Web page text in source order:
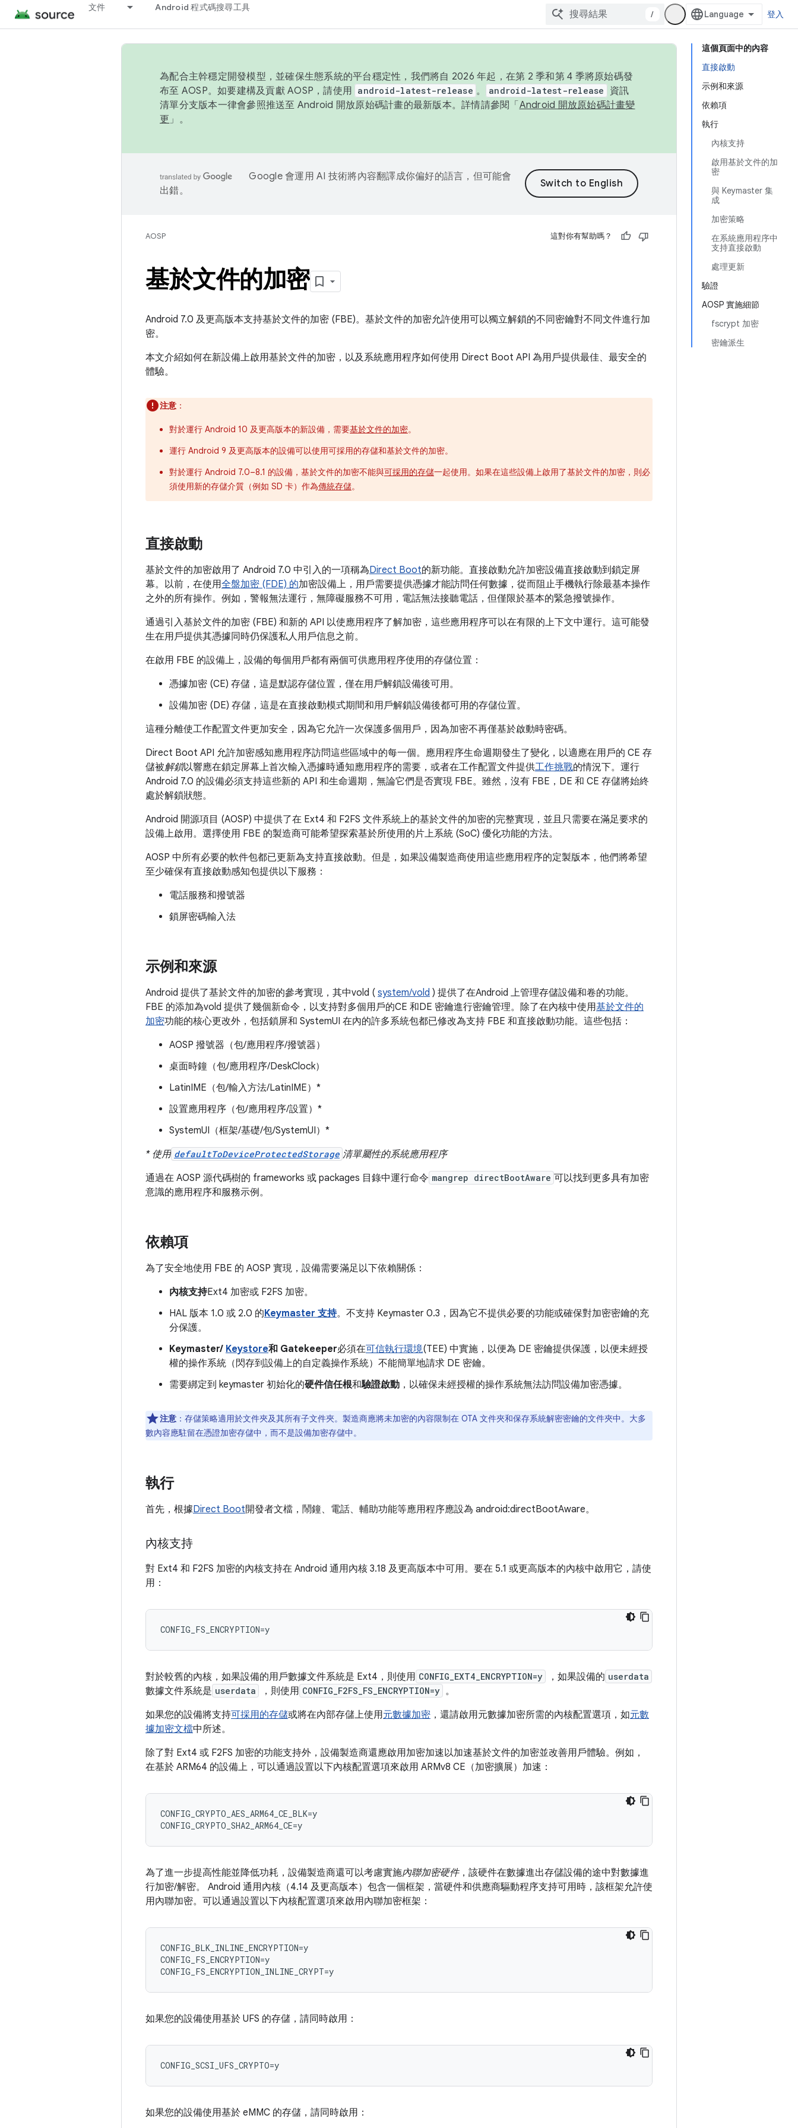
文件 Android 程式碼搜尋工具
/ 登入
這個頁面中的內容
直接啟動
示例和來源
依賴項
執行
內核支持
啟用基於文件的加
密
與 Keymaster 集
成
加密策略
在系統應用程序中
支持直接啟動
處理更新
驗證
AOSP 實施細節
fscrypt 加密
密鑰派生
為配合主幹穩定開發模型，並確保生態系統的平台穩定性，我們將自 2026 年起，在第 2 季和第 4 季將原始碼發
布至 AOSP。如要建構及貢獻 AOSP，請使用 android-latest-release 。 android-latest-release
資訊
清單分支版本一律會參照推送至 Android 開放原始碼計畫的最新版本。詳情請參閱「 Android 開放原始碼計畫變
更 」。
Google 會運用 AI 技術將內容翻譯成你偏好的語言，但可能會
出錯。
AOSP 這對你有幫助嗎？
基於文件的加密
Android 7.0 及更高版本支持基於文件的加密 (FBE)。基於文件的加密允許使用可以獨立解鎖的不同密鑰對不同文件進行加
密。
本文介紹如何在新設備上啟用基於文件的加密，以及系統應用程序如何使用 Direct Boot API 為用戶提供最佳、最安全的
體驗。
注意 ：
對於運行 Android 10 及更高版本的新設備，需要基於文件的加密。
運行 Android 9 及更高版本的設備可以使用可採用的存儲和基於文件的加密。
對於運行 Android 7.0–8.1 的設備，基於文件的加密不能與可採用的存儲一起使用。如果在這些設備上啟用了基於文件的加密，則必
須使用新的存儲介質（例如 SD 卡）作為傳統存儲。
直接啟動
基於文件的加密啟用了 Android 7.0 中引入的一項稱為Direct Boot的新功能。直接啟動允許加密設備直接啟動到鎖定屏
幕。以前，在使用全盤加密 (FDE) 的加密設備上，用戶需要提供憑據才能訪問任何數據，從而阻止手機執行除最基本操作
之外的所有操作。例如，警報無法運行，無障礙服務不可用，電話無法接聽電話，但僅限於基本的緊急撥號操作。
通過引入基於文件的加密 (FBE) 和新的 API 以使應用程序了解加密，這些應用程序可以在有限的上下文中運行。這可能發
生在用戶提供其憑據同時仍保護私人用戶信息之前。
在啟用 FBE 的設備上，設備的每個用戶都有兩個可供應用程序使用的存儲位置：
憑據加密 (CE) 存儲，這是默認存儲位置，僅在用戶解鎖設備後可用。
設備加密 (DE) 存儲，這是在直接啟動模式期間和用戶解鎖設備後都可用的存儲位置。
這種分離使工作配置文件更加安全，因為它允許一次保護多個用戶，因為加密不再僅基於啟動時密碼。
Direct Boot API 允許加密感知應用程序訪問這些區域中的每一個。應用程序生命週期發生了變化，以適應在用戶的 CE 存
儲被解鎖以響應在鎖定屏幕上首次輸入憑據時通知應用程序的需要，或者在工作配置文件提供工作挑戰的情況下。運行
Android 7.0 的設備必須支持這些新的 API 和生命週期，無論它們是否實現 FBE。雖然，沒有 FBE，DE 和 CE 存儲將始終
處於解鎖狀態。
Android 開源項目 (AOSP) 中提供了在 Ext4 和 F2FS 文件系統上的基於文件的加密的完整實現，並且只需要在滿足要求的
設備上啟用。選擇使用 FBE 的製造商可能希望探索基於所使用的片上系統 (SoC) 優化功能的方法。
AOSP 中所有必要的軟件包都已更新為支持直接啟動。但是，如果設備製造商使用這些應用程序的定製版本，他們將希望
至少確保有直接啟動感知包提供以下服務：
電話服務和撥號器
鎖屏密碼輸入法
示例和來源
Android 提供了基於文件的加密的參考實現，其中vold ( system/vold ) 提供了在Android 上管理存儲設備和卷的功能。
FBE 的添加為vold 提供了幾個新命令，以支持對多個用戶的CE 和DE 密鑰進行密​​鑰管理。除了在內核中使用基於文件的
加密功能的核心更改外，包括鎖屏和 SystemUI 在內的許多系統包都已修改為支持 FBE 和直接啟動功能。這些包括：
AOSP 撥號器（包/應用程序/撥號器）
桌面時鐘（包/應用程序/DeskClock）
LatinIME（包/輸入方法/LatinIME）*
設置應用程序（包/應用程序/設置）*
SystemUI（框架/基礎/包/SystemUI）*
* 使用 defaultToDeviceProtectedStorage 清單屬性的系統應用程序
通過在 AOSP 源代碼樹的 frameworks 或 packages 目錄中運行命令 mangrep directBootAware 可以找到更多具有加密
意識的應用程序和服務示例。
依賴項
為了安全地使用 FBE 的 AOSP 實現，設備需要滿足以下依賴關係：
內核支持Ext4 加密或 F2FS 加密。
HAL 版本 1.0 或 2.0 的Keymaster 支持。不支持 Keymaster 0.3，因為它不提供必要的功能或確保對加密密鑰的充
分保護。
Keymaster/ Keystore和 Gatekeeper必須在可信執行環境(TEE) 中實施，以便為 DE 密鑰提供保護，以便未經授
權的操作系統（閃存到設備上的自定義操作系統）不能簡單地請求 DE 密鑰。
需要綁定到 keymaster 初始化的硬件信任根和驗證啟動 ，以確保未經授權的操作系統無法訪問設備加密憑據。
注意 ：存儲策略適用於文件夾及其所有子文件夾。製造商應將未加密的內容限制在 OTA 文件夾和保存系統解密密鑰的文件夾中。大多
數內容應駐留在憑證加密存儲中，而不是設備加密存儲中。
執行
首先，根據Direct Boot開發者文檔，鬧鐘、電話、輔助功能等應用程序應設為 android:directBootAware。
內核支持
對 Ext4 和 F2FS 加密的內核支持在 Android 通用內核 3.18 及更高版本中可用。要在 5.1 或更高版本的內核中啟用它，請使
用：
對於較舊的內核，如果設備的用戶數據文件系統是 Ext4，則使用 CONFIG_EXT4_ENCRYPTION=y ，如果設備的 userdata
數據文件系統是 userdata ，則使用 CONFIG_F2FS_FS_ENCRYPTION=y 。
如果您的設備將支持可採用的存儲或將在內部存儲上使用元數據加密 ，還請啟用元數據加密所需的內核配置選項，如元數
據加密文檔中所述。
除了對 Ext4 或 F2FS 加密的功能支持外，設備製造商還應啟用加密加速以加速基於文件的加密並改善用戶體驗。例如，
在基於 ARM64 的設備上，可以通過設置以下內核配置選項來啟用 ARMv8 CE（加密擴展）加速：
CONFIG_CRYPTO_AES_ARM64_CE_BLK=y
為了進一步提高性能並降低功耗，設備製造商還可以考慮實施內聯加密硬件，該硬件在數據進出存儲設備的途中對數據進
行加密/解密。 Android 通用內核（4.14 及更高版本）包含一個框架，當硬件和供應商驅動程序支持可用時，該框架允許使
用內聯加密。可以通過設置以下內核配置選項來啟用內聯加密框架：
CONFIG_BLK_INLINE_ENCRYPTION=y
CONFIG_FS_ENCRYPTION=y
如果您的設備使用基於 UFS 的存儲，請同時啟用：
如果您的設備使用基於 eMMC 的存儲，請同時啟用：